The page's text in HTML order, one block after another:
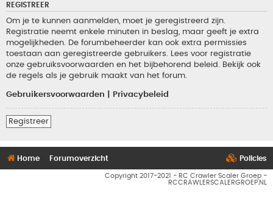
REGISTREER
Om je te kunnen aanmelden, moet je geregistreerd zijn.
Registratie neemt enkele minuten in beslag, maar geeft je extra
mogelijkheden. De forumbeheerder kan ook extra permissies
toestaan aan geregistreerde gebruikers. Lees voor registratie
onze gebruiksvoorwaarden en het bijbehorend beleid. Bekijk ook
de regels als je gebruik maakt van het forum.
Gebruikersvoorwaarden Privacybeleid
Registreer
Home Forumoverzicht Policies
Copyright 2017-2021 - RC Crawler Scaler Groep -
RCCRAWLERSCALERGROEP.NL